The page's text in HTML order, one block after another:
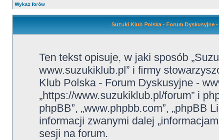
Wykaz forów
Suzuki Klub Polska - Forum Dyskusyjne
Ten tekst opisuje, w jaki sposób
www.suzukiklub.pl” i firmy
Klub Polska - Forum Dyskusyjne -
„https://www.suzukiklub.pl/forum” i
phpBB”, „www.phpbb.com”, „phpBB
informacji zwanymi dalej
sesji na forum.